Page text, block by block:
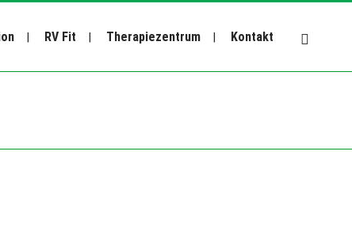
RV Fit Therapiezentrum Kontakt